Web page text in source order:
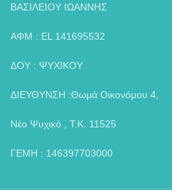
ΒΑΣΙΛΕΙΟΥ ΙΩΑΝΝΗΣ
ΑΦΜ : EL 141695532
ΔΟΥ : ΨΥΧΙΚΟΥ
ΔΙΕΥΘΥΝΣΗ :Θωμά Οικονόμου 4,
Νέο Ψυχικό , Τ.Κ. 11525
ΓΕΜΗ : 146397703000